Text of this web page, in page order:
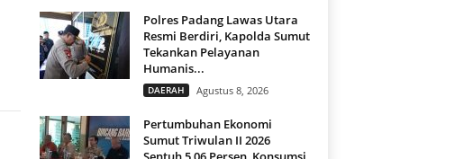
Polres Padang Lawas Utara
Resmi Berdiri, Kapolda Sumut
Tekankan Pelayanan
Humanis...
DAERAH Agustus 8, 2026
Pertumbuhan Ekonomi
Sumut Triwulan II 2026